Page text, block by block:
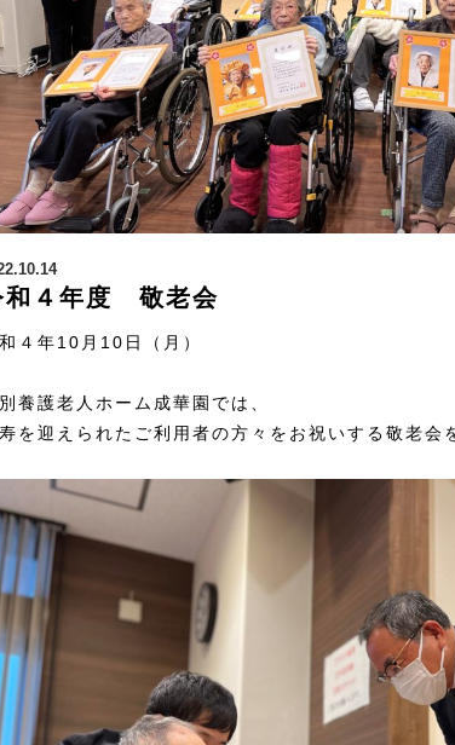
和４年度 敬老会
４年10月10日（月）
養護老人ホーム成華園では、
を迎えられたご利用者の方々をお祝いする敬老会